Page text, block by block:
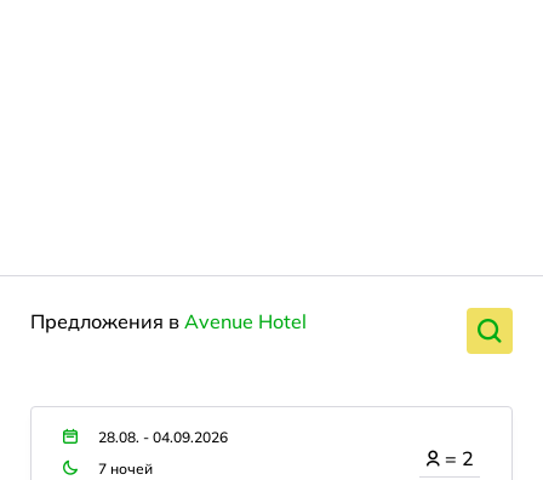
Предложения в Avenue Hotel
28.08. - 04.09.2026
7 ночей
= 2